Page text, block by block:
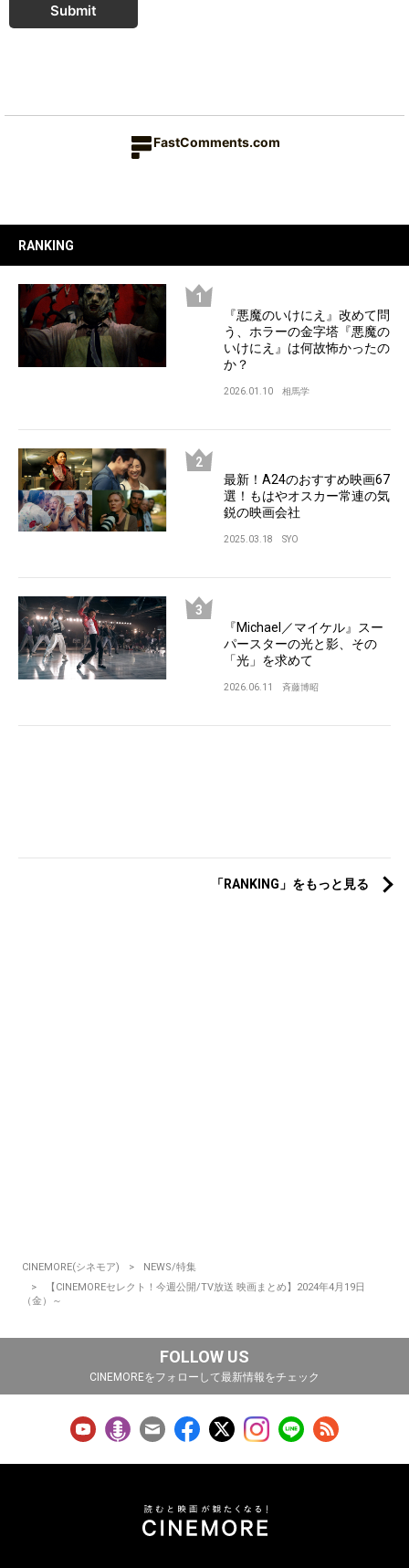
Submit
FastComments.com
RANKING
『悪魔のいけにえ』改めて問
う、ホラーの金字塔『悪魔の
いけにえ』は何故怖かったの
か？
2026.01.10 相馬学
最新！A24のおすすめ映画67
選！もはやオスカー常連の気
鋭の映画会社
2025.03.18 SYO
『Michael／マイケル』スー
パースターの光と影、その
「光」を求めて
2026.06.11 斉藤博昭
「RANKING」をもっと見る
CINEMORE(シネモア)
NEWS/特集
【CINEMOREセレクト！今週公開/TV放送 映画まとめ】2024年4月19日
（金）～
FOLLOW US
CINEMOREをフォローして最新情報をチェック